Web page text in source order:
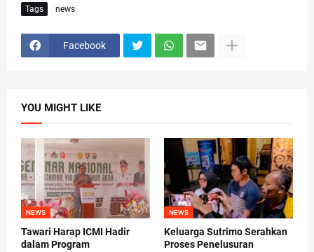
Tags news
Facebook
YOU MIGHT LIKE
NEWS
Tawari Harap ICMI Hadir
dalam Program
NEWS
Keluarga Sutrimo Serahkan
Proses Penelusuran